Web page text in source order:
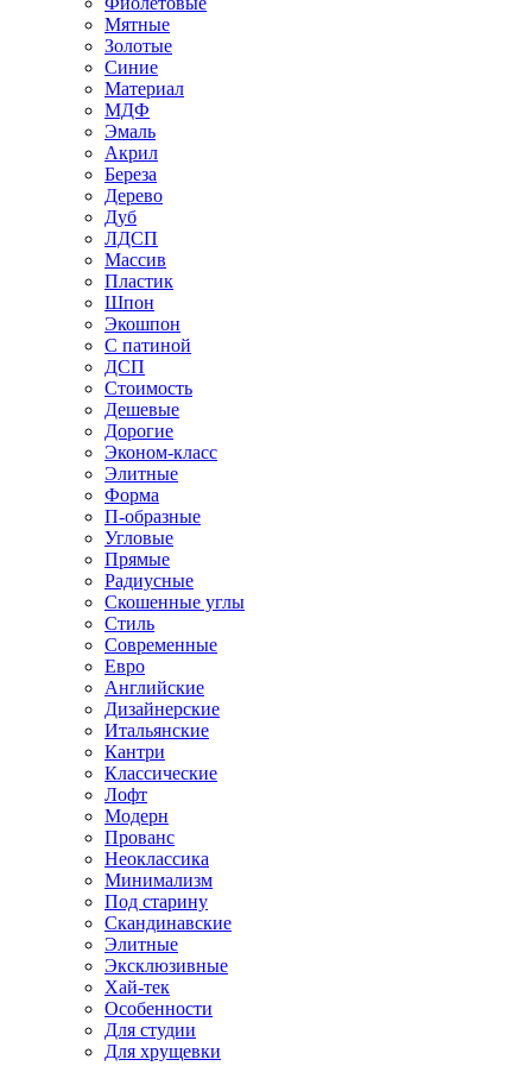
Мятные
Золотые
Синие
Материал
МДФ
Эмаль
Акрил
Береза
Дерево
Дуб
ЛДСП
Массив
Пластик
Шпон
Экошпон
С патиной
ДСП
Стоимость
Дешевые
Дорогие
Эконом-класс
Элитные
Форма
П-образные
Угловые
Прямые
Радиусные
Скошенные углы
Стиль
Современные
Евро
Английские
Дизайнерские
Итальянские
Кантри
Классические
Лофт
Модерн
Прованс
Неоклассика
Минимализм
Под старину
Скандинавские
Элитные
Эксклюзивные
Хай-тек
Особенности
Для студии
Для хрущевки